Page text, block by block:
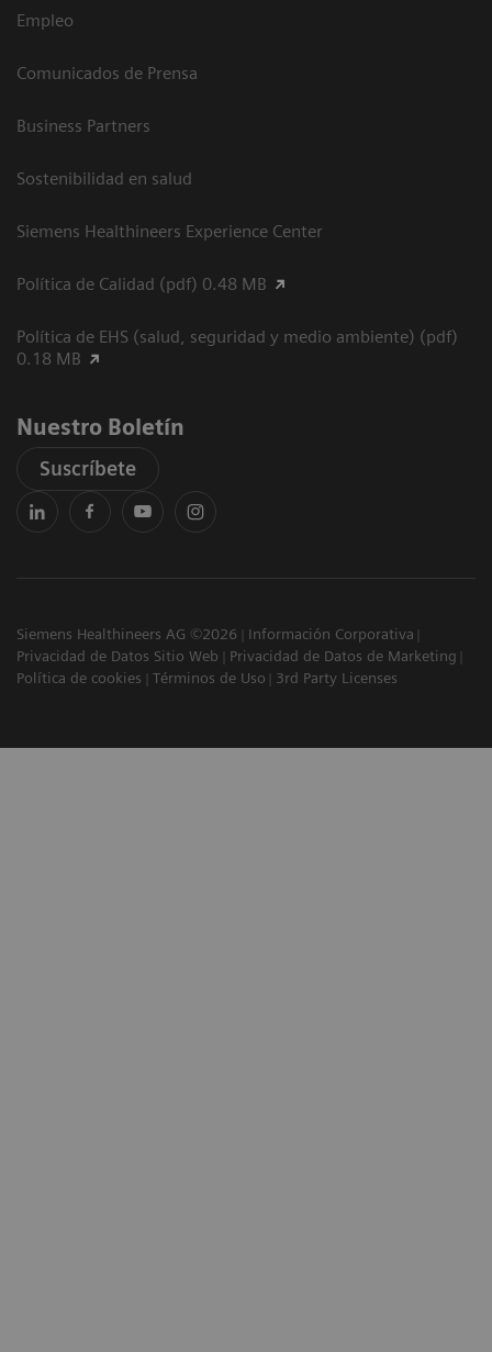
Empleo
Comunicados de Prensa
Business Partners
Sostenibilidad en salud
Siemens Healthineers Experience Center
Política de Calidad (pdf) 0.48 MB
Política de EHS (salud, seguridad y medio ambiente) (pdf)
0.18 MB
Nuestro Boletín
Suscríbete
Siemens Healthineers AG ©2026
Información Corporativa
Privacidad de Datos Sitio Web
Privacidad de Datos de Marketing
Política de cookies
Términos de Uso 3rd Party Licenses